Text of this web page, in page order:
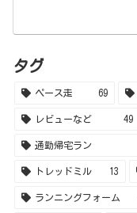
タグ
ペース走 69
レビューなど 49
通勤帰宅ラン
トレッドミル 13
ランニングフォーム